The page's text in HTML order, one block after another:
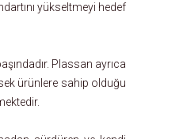
yükseltmeyi hedef
Plassan ayrıca
ürünlere sahip olduğu